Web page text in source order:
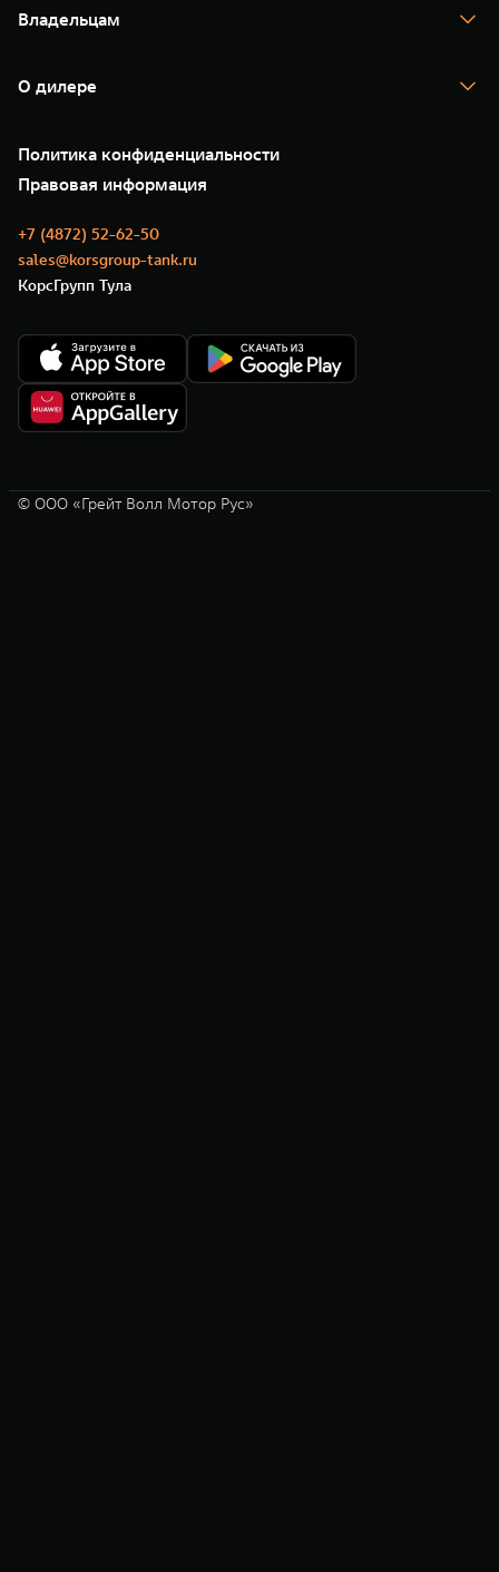
Тест-драйв
TANK Финансы
Корпоративным клиентам
Зарядные станции
Владельцам
Помощь на дороге
Новые цифровые сервисы TANK
Сервис
Нулевое ТО
Моторные масла
О дилере
35 лет GWM
GWM ТЕХ ДЕНЬ
Новости
Политика конфиденциальности
Правовая информация
+7 (4872) 52-62-50
sales@korsgroup-tank.ru
КорсГрупп Тула
© ООО «Грейт Волл Мотор Рус»